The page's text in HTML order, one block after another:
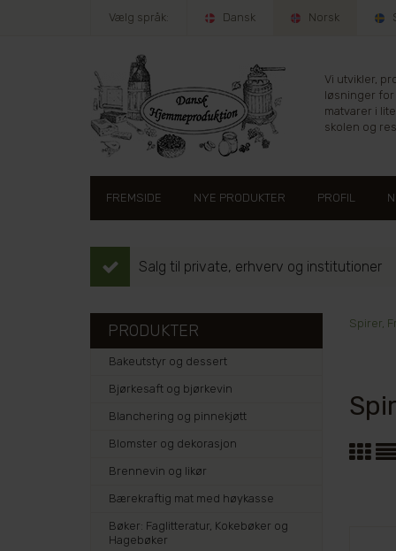
Vælg språk: Dansk Norsk
Vi utvikler,
løsninger
matvarer i
skolen og
FREMSIDE NYE PRODUKTER PROFIL
Salg til private, erhverv og institutioner
Spirer,
PRODUKTER
Bakeutstyr og dessert
Bjørkesaft og bjørkevin
Blanchering og pinnekjøtt
Blomster og dekorasjon
Brennevin og likør
Bærekraftig mat med høykasse
Bøker: Faglitteratur, Kokebøker og
Hagebøker